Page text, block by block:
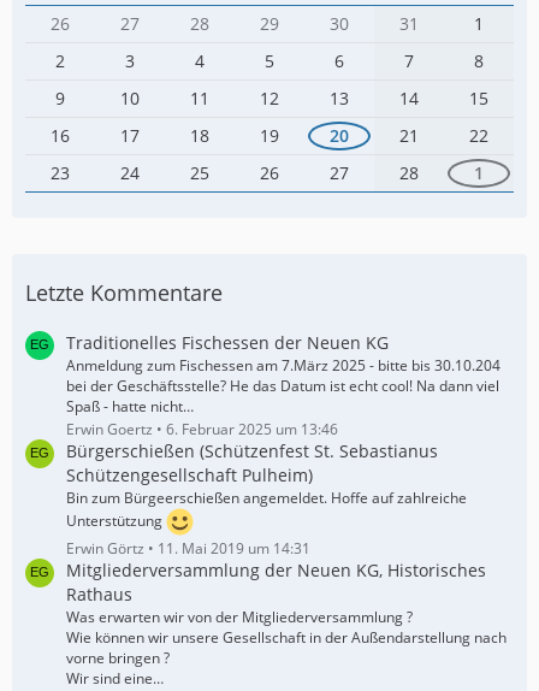
26 27 28 29 30 31
1
2
3 4 5 6 7
8
9
10 11 12 13 14
15
16
17 18 19 20 21
22
23
24 25 26 27 28 1
Letzte Kommentare
Traditionelles Fischessen der Neuen KG
Anmeldung zum Fischessen am 7.März 2025 - bitte bis 30.10.204
bei der Geschäftsstelle? He das Datum ist echt cool! Na dann viel
Spaß - hatte nicht…
Erwin Goertz
6. Februar 2025 um 13:46
Bürgerschießen (Schützenfest St. Sebastianus
Schützengesellschaft Pulheim)
Bin zum Bürgeerschießen angemeldet. Hoffe auf zahlreiche
Unterstützung
Erwin Görtz
11. Mai 2019 um 14:31
Mitgliederversammlung der Neuen KG, Historisches
Rathaus
Was erwarten wir von der Mitgliederversammlung ?
Wie können wir unsere Gesellschaft in der Außendarstellung nach
vorne bringen ?
Wir sind eine…